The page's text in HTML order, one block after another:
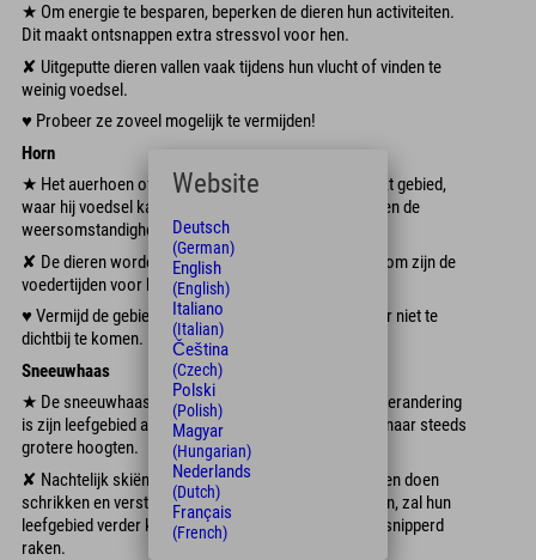
★ Om energie te besparen, beperken de dieren hun activiteiten.
Dit maakt ontsnappen extra stressvol voor hen.
✘ Uitgeputte dieren vallen vaak tijdens hun vlucht of vinden te
weinig voedsel.
♥︎ Probeer ze zoveel mogelijk te vermijden!
Horn
★ Het auerhoen of korhoen blijft alleen in een beperkt gebied,
waar hij voedsel kan vinden en veilig is voor vijanden en de
weersomstandigheden.
✘ De dieren worden al met uitsterven bedreigd. Daarom zijn de
voedertijden voor hen bijzonder belangrijk.
♥︎ Vermijd de gebieden in de schemering en probeer er niet te
dichtbij te komen.
Sneeuwhaas
★ De sneeuwhaas is een nachtdier. Door de klimaatverandering
is zijn leefgebied al erg beperkt en trekt hij zich terug naar steeds
grotere hoogten.
✘ Nachtelijk skiën of sneeuwschoenwandelen kan hen doen
schrikken en verstoren. Als ze daar verstoord worden, zal hun
leefgebied verder krimpen en zullen hun territoria versnipperd
raken.
Website
Deutsch
(German)
English
(English)
Italiano
(Italian)
Čeština
(Czech)
Polski
(Polish)
Magyar
(Hungarian)
Nederlands
(Dutch)
Français
(French)